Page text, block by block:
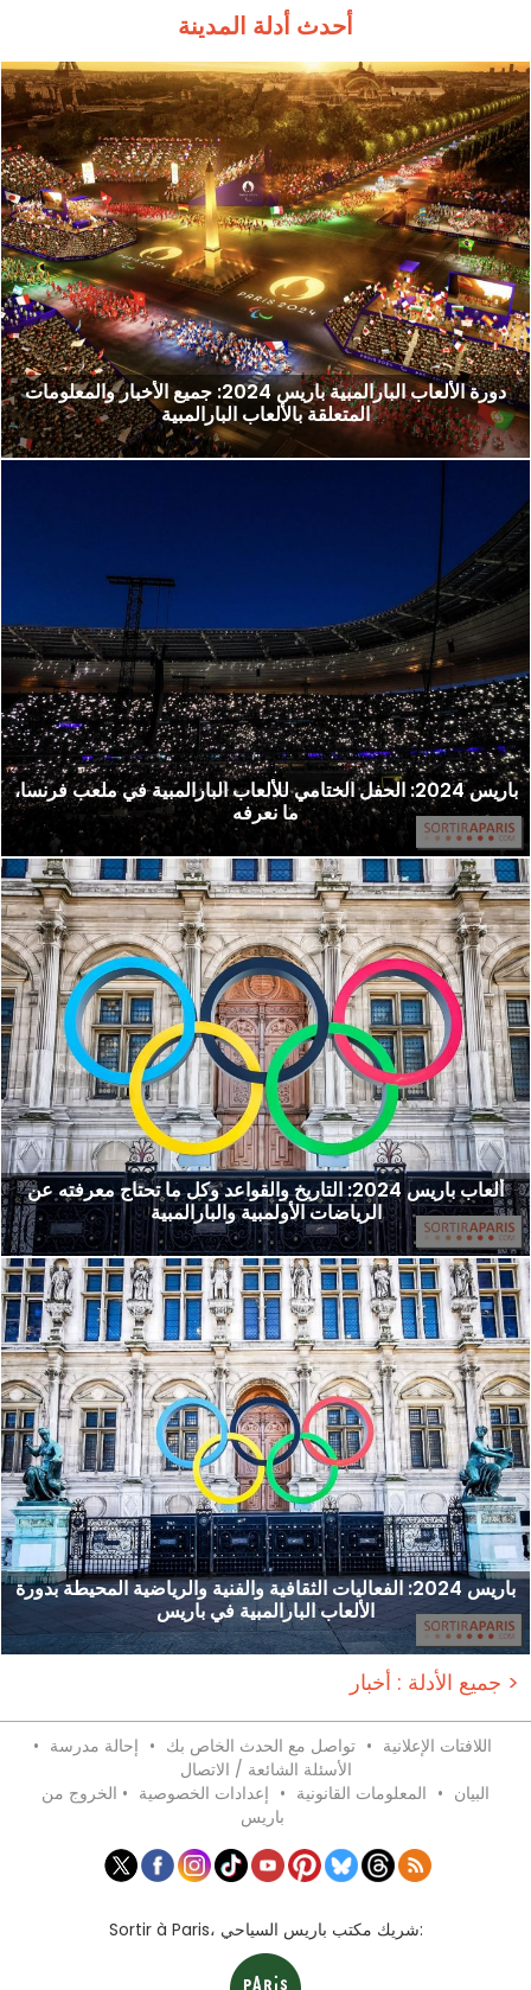
أحدث أدلة المدينة
دورة الألعاب البارالمبية باريس 2024: جميع الأخبار والمعلومات
المتعلقة بالألعاب البارالمبية
باريس 2024: الحفل الختامي للألعاب البارالمبية في ملعب فرنسا،
ما نعرفه
ألعاب باريس 2024: التاريخ والقواعد وكل ما تحتاج معرفته عن
الرياضات الأولمبية والبارالمبية
باريس 2024: الفعاليات الثقافية والفنية والرياضية المحيطة بدورة
الألعاب البارالمبية في باريس
جميع الأدلة : أخبار >
اللافتات الإعلانية • تواصل مع الحدث الخاص بك • إحالة مدرسة •
الأسئلة الشائعة / الاتصال
البيان • المعلومات القانونية • إعدادات الخصوصية • الخروج من
باريس
Sortir à Paris، شريك مكتب باريس السياحي: